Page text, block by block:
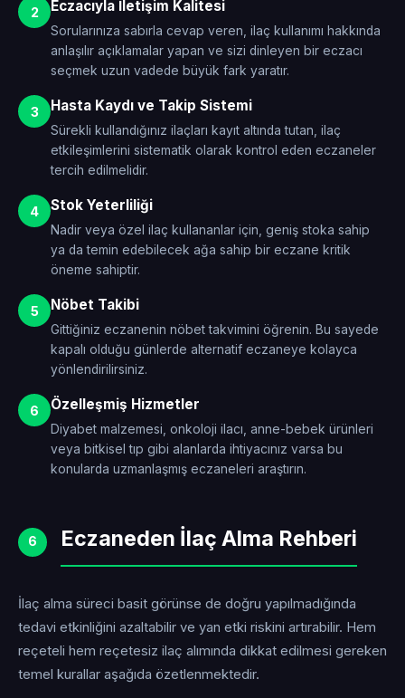
2 Eczacıyla İletişim Kalitesi
Sorularınıza sabırla cevap veren, ilaç kullanımı hakkında
anlaşılır açıklamalar yapan ve sizi dinleyen bir eczacı
seçmek uzun vadede büyük fark yaratır.
3 Hasta Kaydı ve Takip Sistemi
Sürekli kullandığınız ilaçları kayıt altında tutan, ilaç
etkileşimlerini sistematik olarak kontrol eden eczaneler
tercih edilmelidir.
4 Stok Yeterliliği
Nadir veya özel ilaç kullananlar için, geniş stoka sahip
ya da temin edebilecek ağa sahip bir eczane kritik
öneme sahiptir.
5 Nöbet Takibi
Gittiğiniz eczanenin nöbet takvimini öğrenin. Bu sayede
kapalı olduğu günlerde alternatif eczaneye kolayca
yönlendirilirsiniz.
6 Özelleşmiş Hizmetler
Diyabet malzemesi, onkoloji ilacı, anne-bebek ürünleri
veya bitkisel tıp gibi alanlarda ihtiyacınız varsa bu
konularda uzmanlaşmış eczaneleri araştırın.
6 Eczaneden İlaç Alma Rehberi
İlaç alma süreci basit görünse de doğru yapılmadığında
tedavi etkinliğini azaltabilir ve yan etki riskini artırabilir. Hem
reçeteli hem reçetesiz ilaç alımında dikkat edilmesi gereken
temel kurallar aşağıda özetlenmektedir.